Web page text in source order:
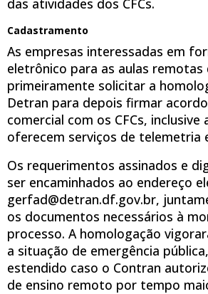
Cadastramento
As empresas interessadas em
eletrônico para as aulas remotas
primeiramente solicitar a
Detran para depois firmar
comercial com os CFCs, inclusive
oferecem serviços de telemetria
Os requerimentos assinados e
ser encaminhados ao endereço
gerfad@detran.df.gov.br,
os documentos necessários à
processo. A homologação
a situação de emergência
estendido caso o Contran
de ensino remoto por tempo